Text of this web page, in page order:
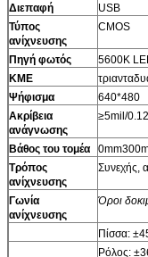
Διεπαφή
USB
Τύπος
ανίχνευσης
CMOS
Πηγή φωτός
5600K
ΚΜΕ
Ψήφισμα
640*480
Ακρίβεια
ανάγνωσης
≥5mil/
Βάθος του τομέα
Τρόπος
ανίχνευσης
Συνεχής,
Γωνία
ανίχνευσης
Όροι
Πίσσα:
Ρόλος: